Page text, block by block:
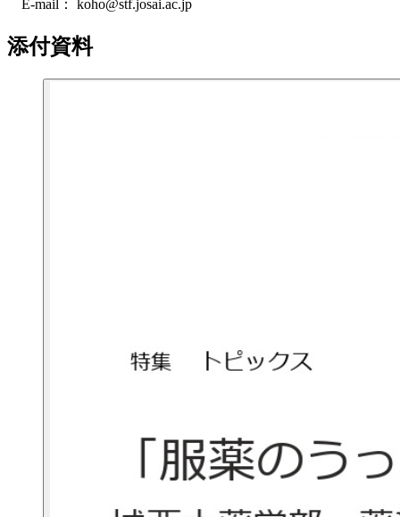
E-mail： koho@stf.josai.ac.jp
添付資料